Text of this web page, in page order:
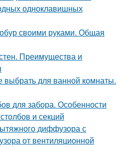
одноклавишных
своими руками. Общая
Преимущества и
выбрать для ванной комнаты.
для забора. Особенности
и секций
диффузора с
от вентиляционной